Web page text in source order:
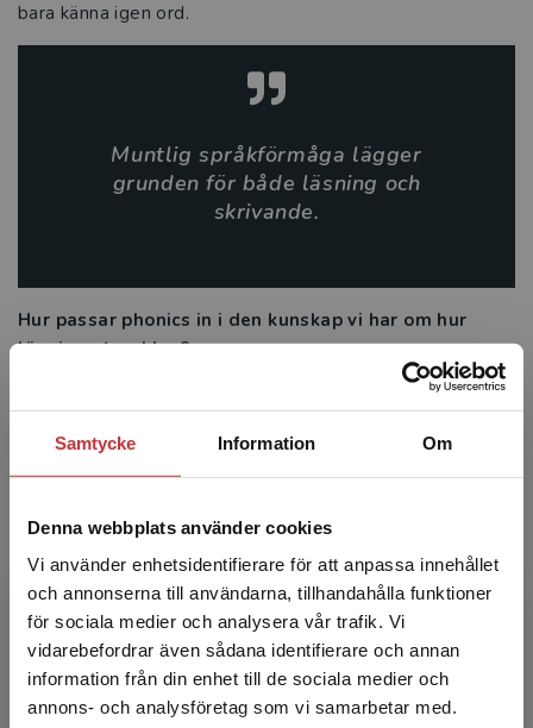
Samtycke Information Om
Denna webbplats använder cookies
Vi använder enhetsidentifierare för att anpassa innehållet
och annonserna till användarna, tillhandahålla funktioner
för sociala medier och analysera vår trafik. Vi
vidarebefordrar även sådana identifierare och annan
information från din enhet till de sociala medier och
annons- och analysföretag som vi samarbetar med.
Begränsad fraktregion
bara känna igen ord.
Muntlig språkförmåga lägger
grunden för både läsning och
skrivande.
Hur passar phonics in i den kunskap vi har om hur
läsning utvecklas?
– Den internationella forskningen visar tydligt att
systematisk undervisning om kopplingen mellan
bokstäver och ljud stärker elevernas avkodningsförmåga.
svenska förhållanden. Båda delarna behövs för att
Vid Malmö universitet pågår flera satsningar som
ska stärka förståelsen för barns läs- och
skrivutveckling. Vad är utmärkande för
forskningsprojektet DEPTH som du är med i, och vad
hoppas ni att det ska bidra med?